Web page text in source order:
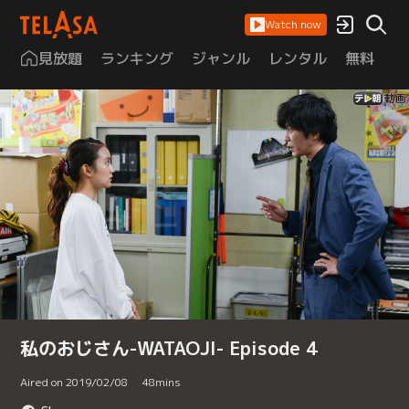
Watch now
見放題 ランキング ジャンル レンタル 無料
私のおじさん-WATAOJI- Episode 4
Aired on 2019/02/08 48mins